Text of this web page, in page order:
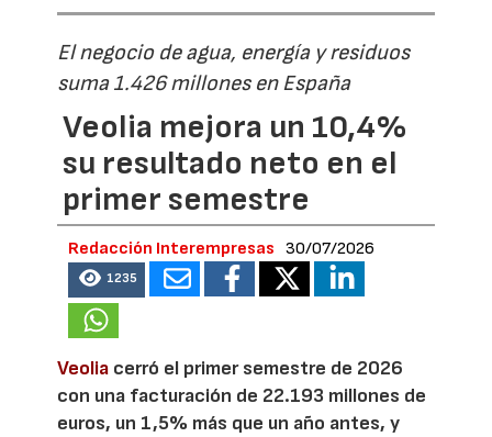
El negocio de agua, energía y residuos
suma 1.426 millones en España
Veolia mejora un 10,4%
su resultado neto en el
primer semestre
Redacción Interempresas 30/07/2026
1235
Veolia cerró el primer semestre de 2026
con una facturación de 22.193 millones de
euros, un 1,5% más que un año antes, y